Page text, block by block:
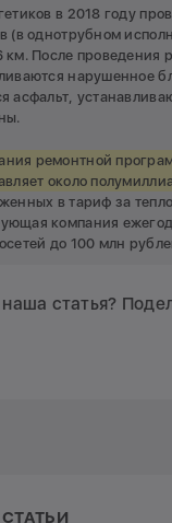
в 2018 году
(в однотрубном
После проведения
нарушенное
асфальт,
ремонтной
около
в тариф за
компания
до 100 млн
статья?